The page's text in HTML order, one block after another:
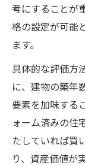
考にすることが
格の設定が可能
ます。
具体的な評価方
に、建物の築年
要素を加味する
ォーム済みの住
たしていれば買
り、資産価値が